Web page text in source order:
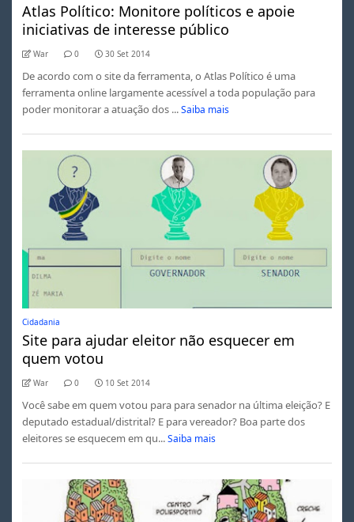
Atlas Político: Monitore políticos e apoie
iniciativas de interesse público
War 0 30 Set 2014
De acordo com o site da ferramenta, o Atlas Político é uma
ferramenta online largamente acessível a toda população para
poder monitorar a atuação dos ... Saiba mais
Cidadania
Site para ajudar eleitor não esquecer em
quem votou
War 0 10 Set 2014
Você sabe em quem votou para para senador na última eleição? E
deputado estadual/distrital? E para vereador? Boa parte dos
eleitores se esquecem em qu... Saiba mais